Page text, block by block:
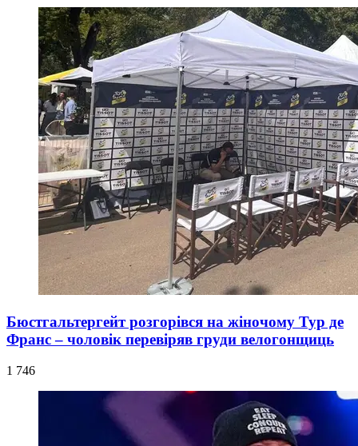
Бюстгальтергейт розгорівся на жіночому Тур де
Франс – чоловік перевіряв груди велогонщиць
1 746